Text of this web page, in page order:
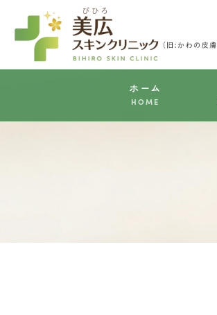
ホーム
HOME